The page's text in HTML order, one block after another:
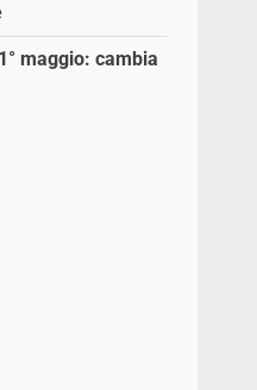
maggio: cambia